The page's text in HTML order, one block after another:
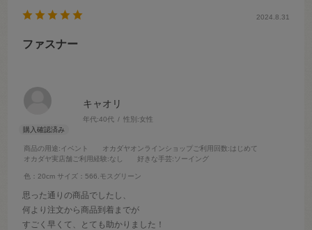
キャオリ
年代:40代 性別:女性
商品の用途:イベント オカダヤオンラインショップご利用回数:はじめて
オカダヤ実店舗ご利用経験:なし 好きな手芸:ソーイング
色：20cm サイズ：566.モスグリーン
2024.8.31
ファスナー
思った通りの商品でしたし、
何より注文から商品到着までが
すごく早くて、とても助かりました！